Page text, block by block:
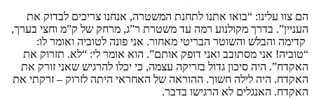
הם צוו עלינו: “בואו אתנו לתחנת המשטרה, אנחנו צריכים לבדוק את
העניין”. בדרך מקולנוע רמה עד משטרת ר”ג, מרחק של ק”מ וחצי בערך,
קדימה והבלש והשוטר הבריטי מאחור. אני פונה לטוביה ואומר לו:
“טוביה! אני מסתובב ואני דופק אותם”. הוא אומר לי: “לא. תזרוק את
האקדח”. היה סיכון גדול בזריקה עצמה, כי יכלו להרגיש שאני זורק את
האקדח. היה לילה חשוך. ההוראה של האחראי היתה לזרוק – זרקתי את
האקדח. האנגלים לא הרגישו בדבר.